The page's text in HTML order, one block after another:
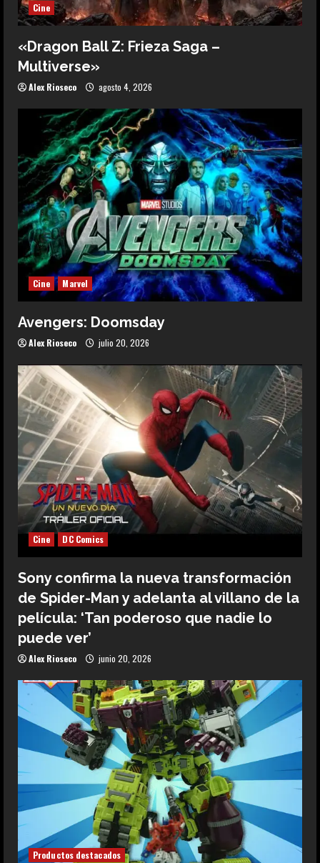
Cine
«Dragon Ball Z: Frieza Saga –
Multiverse»
Alex Rioseco agosto 4, 2026
Cine Marvel
Avengers: Doomsday
Alex Rioseco julio 20, 2026
Cine DC Comics
Sony confirma la nueva transformación
de Spider-Man y adelanta al villano de la
película: ‘Tan poderoso que nadie lo
puede ver’
Alex Rioseco junio 20, 2026
Productos destacados